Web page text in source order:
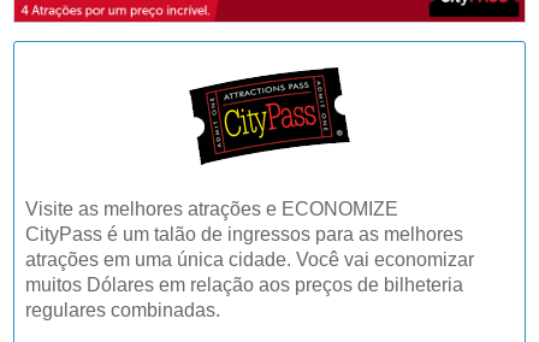
Visite as melhores atrações e ECONOMIZE
CityPass é um talão de ingressos para as melhores
atrações em uma única cidade. Você vai economizar
muitos Dólares em relação aos preços de bilheteria
regulares combinadas.